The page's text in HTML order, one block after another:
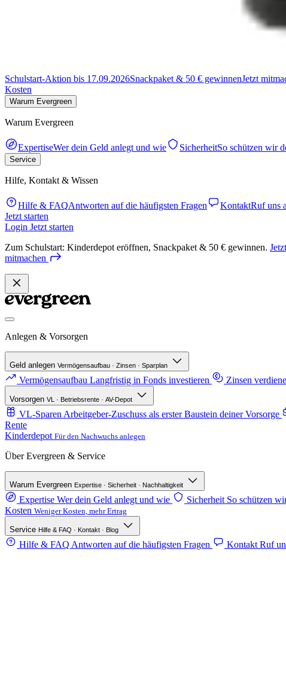
Schulstart-Aktion bis 17.09.2026Snackpaket & 50 € gewinnenJetzt
Kosten
Warum Evergreen
Warum Evergreen
ExpertiseWer dein Geld anlegt und wie SicherheitSo schützen wir
Service
Hilfe, Kontakt & Wissen
Hilfe & FAQAntworten auf die häufigsten Fragen KontaktRuf uns
Jetzt starten
Login Jetzt starten
Zum Schulstart: Kinderdepot eröffnen, Snackpaket & 50 € gewinnen. Jetzt
mitmachen
Anlegen & Vorsorgen
Geld anlegen Vermögensaufbau · Zinsen · Sparplan
Vermögensaufbau Langfristig in Fonds investieren Zinsen
Vorsorgen VL · Betriebsrente · AV-Depot
VL-Sparen Arbeitgeber-Zuschuss als erster Baustein deiner Vorsorge
Rente
Kinderdepot Für den Nachwuchs anlegen
Über Evergreen & Service
Warum Evergreen Expertise · Sicherheit · Nachhaltigkeit
Expertise Wer dein Geld anlegt und wie Sicherheit So schützen
Kosten Weniger Kosten, mehr Ertrag
Service Hilfe & FAQ · Kontakt · Blog
Hilfe & FAQ Antworten auf die häufigsten Fragen Kontakt Ruf